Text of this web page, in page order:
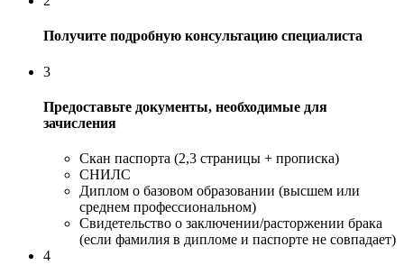
Получите подробную консультацию специалиста
3
Предоставьте документы, необходимые для
зачисления
Скан паспорта (2,3 страницы + прописка)
СНИЛС
Диплом о базовом образовании (высшем или
среднем профессиональном)
Свидетельство о заключении/расторжении брака
(если фамилия в дипломе и паспорте не совпадает)
4